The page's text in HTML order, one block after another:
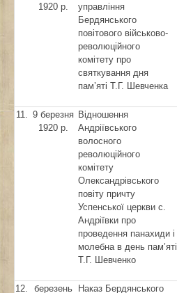
1920 р.
управління
Бердянського
повітового військово-
революційного
комітету про
святкування дня
пам’яті Т.Г. Шевченка
11. 9 березня
1920 р.
Відношення
Андріївського
волосного
революційного
комітету
Олександрівського
повіту причту
Успенської церкви с.
Андріївки про
проведення панахиди і
молебна в день пам’яті
Т.Г. Шевченко
12.
березень
Наказ Бердянського